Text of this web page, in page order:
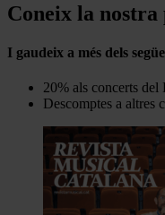
Coneix la
I gaudeix a més dels
20% als concerts del
Descomptes a altres